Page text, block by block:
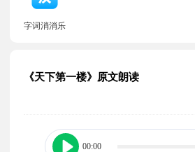
字词消消乐
《天下第一楼》原文朗读
00:00